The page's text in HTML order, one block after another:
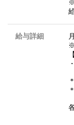
給与詳細